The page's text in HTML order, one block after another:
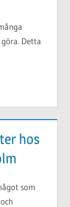
Detta
hos
som